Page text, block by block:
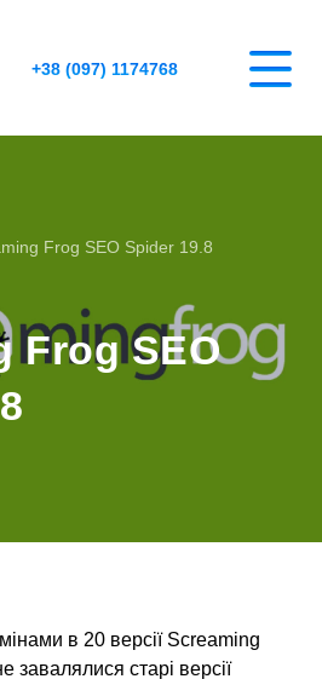
+38 (097) 1174768
Frog SEO Spider 19.8
Frog SEO
в 20 версії Screaming
завалялися старі версії